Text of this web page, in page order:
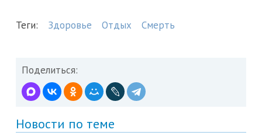
Теги: Здоровье Отдых Смерть
Поделиться:
Новости по теме